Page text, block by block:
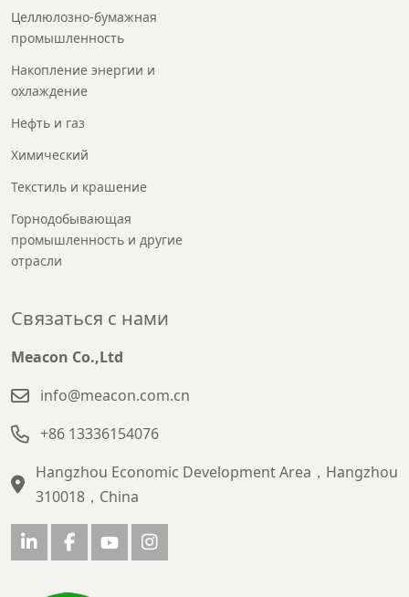
Целлюлозно-бумажная
промышленность
Накопление энергии и
охлаждение
Нефть и газ
Химический
Текстиль и крашение
Горнодобывающая
промышленность и другие
отрасли
Связаться с нами
Meacon Co.,Ltd
info@meacon.com.cn
+86 13336154076
Hangzhou Economic Development Area，Hangzhou
310018，China